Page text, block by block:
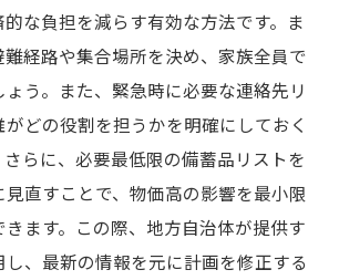
な負担を減らす有効な方法です。ま
経路や集合場所を決め、家族全員で
う。また、緊急時に必要な連絡先リ
どの役割を担うかを明確にしておく
さらに、必要最低限の備蓄品リストを
直すことで、物価高の影響を最小限
ます。この際、地方自治体が提供す
し、最新の情報を元に計画を修正する